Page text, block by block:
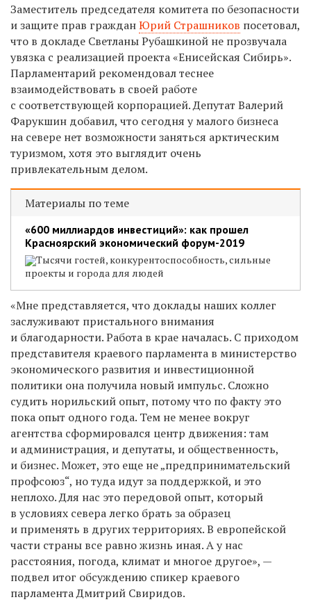
Заместитель председателя комитета по безопасности
и защите прав гражданЮрий Страшников посетовал,
что в докладе Светланы Рубашкиной не прозвучала
увязка с реализацией проекта «Енисейская Сибирь».
Парламентарий рекомендовал теснее
взаимодействовать в своей работе
с соответствующей корпорацией. Депутат Валерий
Фарукшин добавил, что сегодня у малого бизнеса
на севере нет возможности заняться арктическим
туризмом, хотя это выглядит очень
привлекательным делом.
Материалы по теме
«600 миллиардов инвестиций»: как прошел
Красноярский экономический форум-2019
Тысячи гостей, конкурентоспособность, сильные
проекты и города для людей
«Мне представляется, что доклады наших коллег
заслуживают пристального внимания
и благодарности. Работа в крае началась. С приходом
представителя краевого парламента в министерство
экономического развития и инвестиционной
политики она получила новый импульс. Сложно
судить норильский опыт, потому что по факту это
пока опыт одного года. Тем не менее вокруг
агентства сформировался центр движения: там
и администрация, и депутаты, и общественность,
и бизнес. Может, это еще не „предпринимательский
профсоюз“, но туда идут за поддержкой, и это
неплохо. Для нас это передовой опыт, который
в условиях севера легко брать за образец
и применять в других территориях. В европейской
части страны все равно жизнь иная. А у нас
расстояния, погода, климат и многое другое», —
подвел итог обсуждению спикер краевого
парламента Дмитрий Свиридов.